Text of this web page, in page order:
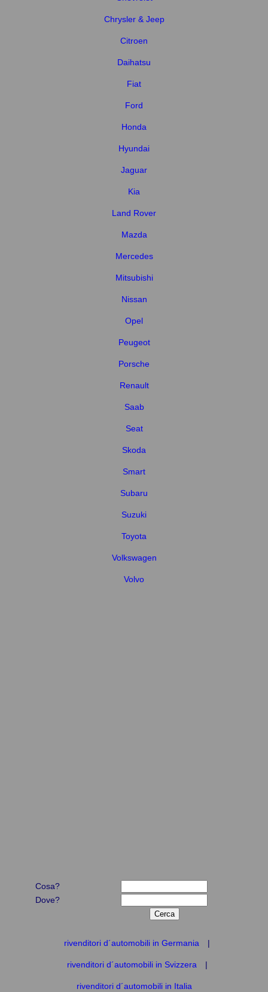
Chrysler & Jeep
Citroen
Daihatsu
Fiat
Ford
Honda
Hyundai
Jaguar
Kia
Land Rover
Mazda
Mercedes
Mitsubishi
Nissan
Opel
Peugeot
Porsche
Renault
Saab
Seat
Skoda
Smart
Subaru
Suzuki
Toyota
Volkswagen
Volvo
Cosa?
Dove?
rivenditori d´automobili in Germania |
rivenditori d´automobili in Svizzera |
rivenditori d´automobili in Italia